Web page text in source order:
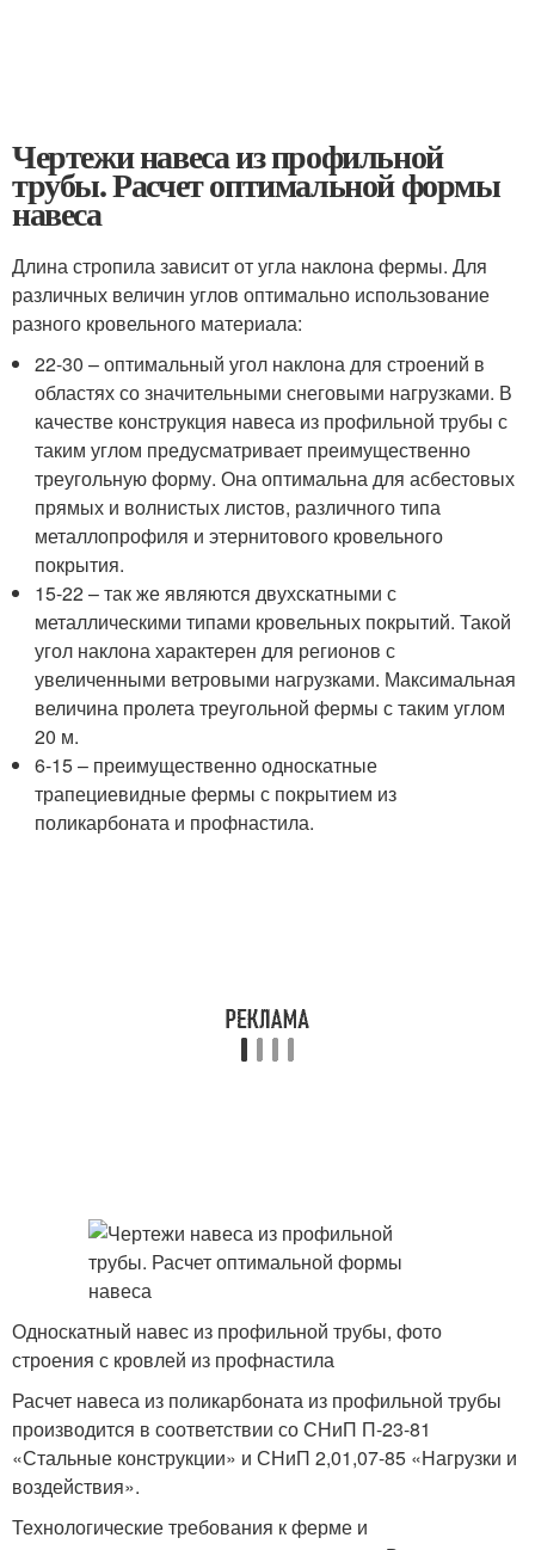
Чертежи навеса из профильной
трубы. Расчет оптимальной формы
навеса
Длина стропила зависит от угла наклона фермы. Для
различных величин углов оптимально использование
разного кровельного материала:
22-30 – оптимальный угол наклона для строений в
областях со значительными снеговыми нагрузками. В
качестве конструкция навеса из профильной трубы с
таким углом предусматривает преимущественно
треугольную форму. Она оптимальна для асбестовых
прямых и волнистых листов, различного типа
металлопрофиля и этернитового кровельного
покрытия.
15-22 – так же являются двухскатными с
металлическими типами кровельных покрытий. Такой
угол наклона характерен для регионов с
увеличенными ветровыми нагрузками. Максимальная
величина пролета треугольной фермы с таким углом
20 м.
6-15 – преимущественно односкатные
трапециевидные фермы с покрытием из
поликарбоната и профнастила.
Односкатный навес из профильной трубы, фото
строения с кровлей из профнастила
Расчет навеса из поликарбоната из профильной трубы
производится в соответствии со СНиП П-23-81
«Стальные конструкции» и СНиП 2,01,07-85 «Нагрузки и
воздействия».
Технологические требования к ферме и